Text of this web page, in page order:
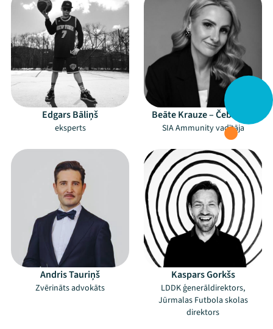
Edgars Bāliņš
eksperts
Beāte Krauze – Čebotare
SIA Ammunity vadītāja
Andris Tauriņš
Zvērināts advokāts
Kaspars Gorkšs
LDDK ģenerāldirektors,
Jūrmalas Futbola skolas
direktors